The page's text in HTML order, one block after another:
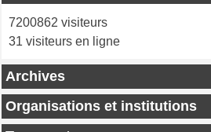
7200862 visiteurs
31 visiteurs en ligne
Archives
Organisations et institutions